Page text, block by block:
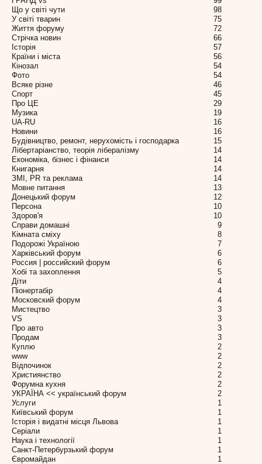
Що у світі чути
98
У світі тварин
75
Життя форуму
72
Стрічка новин
66
Історія
57
Країни і міста
56
Кінозал
54
Фото
54
Всяке різне
46
Спорт
45
Про ЦЕ
29
Музика
19
UA-RU
16
Новини
16
Будівництво, ремонт, нерухомість і господарка
15
Лібертаріанство, теорія лібералізму
14
Економіка, бізнес і фінанси
14
Книгарня
14
ЗМІ, PR та реклама
14
Мовне питання
13
Донецький форум
12
Персона
10
Здоров'я
10
Справи домашні
9
Кімната сміху
8
Подорожі Україною
7
Харківський форум
6
Россия | российский форум
6
Хобі та захоплення
5
Діти
4
Піонертабір
4
Московский форум
4
Мистецтво
3
VS
3
Про авто
3
Продам
3
Куплю
2
www
2
Відпочинок
2
Християнство
2
Форумна кухня
2
УКРАЇНА << український форум
2
Услуги
1
Київський форум
1
Історія і видатні місця Львова
1
Серіали
1
Наука і технології
1
Санкт-Петербурзький форум
1
Євромайдан
1